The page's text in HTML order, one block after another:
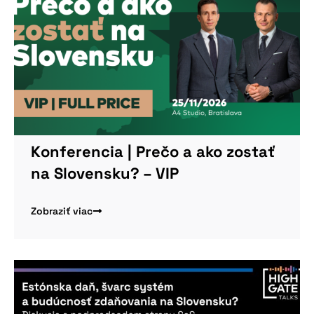
Konferencia | Prečo a ako zostať
na Slovensku? – VIP
Zobraziť viac